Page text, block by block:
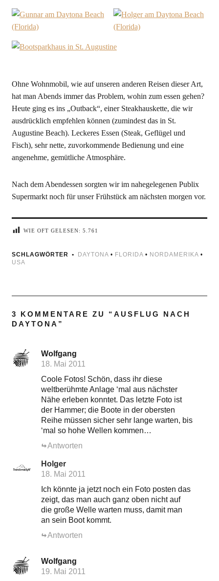
Ohne Wohnmobil, wie auf unseren anderen Reisen dieser Art,
hat man Abends immer das Problem, wohin zum essen gehen?
Heute ging es ins „Outback“, einer Steakhauskette, die wir
ausdrücklich empfehlen können (zumindest das in St.
Augustine Beach). Leckeres Essen (Steak, Geflügel und
Fisch), sehr nette, zuvorkommende Bedienung und eine
angenehme, gemütliche Atmosphäre.
Nach dem Abendessen sorgten wir im nahegelegenen Publix
Supermarkt noch für unser Frühstück am nächsten morgen vor.
WIE OFT GELESEN: 5.761
SCHLAGWÖRTER DAYTONA• FLORIDA• NORDAMERIKA•
USA
3 KOMMENTARE ZU “ AUSFLUG NACH
DAYTONA ”
Wolfgang
18. Mai 2011
Coole Fotos! Schön, dass ihr diese
weltberühmte Anlage ‘mal aus nächster
Nähe erleben konntet. Das letzte Foto ist
der Hammer; die Boote in der obersten
Reihe müssen sicher sehr lange warten, bis
‘mal so hohe Wellen kommen…
Antworten
Holger
18. Mai 2011
Ich könnte ja jetzt noch ein Foto posten das
zeigt, das man auch ganz oben nicht auf
die große Welle warten muss, damit man
an sein Boot kommt.
Antworten
Wolfgang
19. Mai 2011